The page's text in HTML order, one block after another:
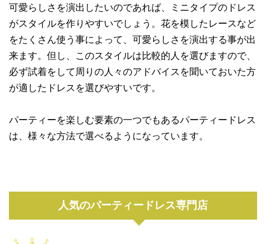
可愛らしさを演出したいのであれば、ミニタイプのドレス
がスタイルを作りやすいでしょう。花を模したレースなど
をたくさん使う事によって、可愛らしさを演出する事が出
来ます。但し、このスタイルは比較的人を選びますので、
必ず試着をして周りの人々のアドバイスを聞いておいた方
が適したドレスを選びやすいです。
パーティーを楽しむ要素の一つでもあるパーティードレス
は、様々な方法で選べるようになっています。
人気のパーティードレス専門店